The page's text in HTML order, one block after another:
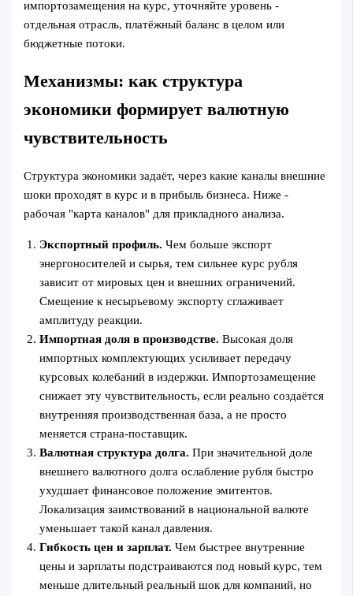
импортозамещения на курс, уточняйте уровень -
отдельная отрасль, платёжный баланс в целом или
бюджетные потоки.
Механизмы: как структура
экономики формирует валютную
чувствительность
Структура экономики задаёт, через какие каналы внешние
шоки проходят в курс и в прибыль бизнеса. Ниже -
рабочая "карта каналов" для прикладного анализа.
Экспортный профиль. Чем больше экспорт
энергоносителей и сырья, тем сильнее курс рубля
зависит от мировых цен и внешних ограничений.
Смещение к несырьевому экспорту сглаживает
амплитуду реакции.
Импортная доля в производстве. Высокая доля
импортных комплектующих усиливает передачу
курсовых колебаний в издержки. Импортозамещение
снижает эту чувствительность, если реально создаётся
внутренняя производственная база, а не просто
меняется страна-поставщик.
Валютная структура долга. При значительной доле
внешнего валютного долга ослабление рубля быстро
ухудшает финансовое положение эмитентов.
Локализация заимствований в национальной валюте
уменьшает такой канал давления.
Гибкость цен и зарплат. Чем быстрее внутренние
цены и зарплаты подстраиваются под новый курс, тем
меньше длительный реальный шок для компаний, но